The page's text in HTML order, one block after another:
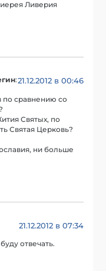
Ливерия
:21.12.2012 в 00:46
по сравнению со
Святых, по
Святая Церковь?
ни больше
21.12.2012 в 07:34
отвечать.